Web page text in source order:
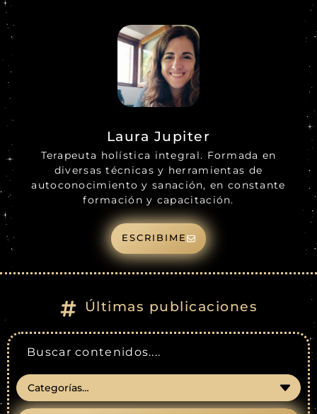
Laura Jupiter
Terapeuta holística integral. Formada en
diversas técnicas y herramientas de
autoconocimiento y sanación, en constante
formación y capacitación.
ESCRIBIME
Últimas publicaciones